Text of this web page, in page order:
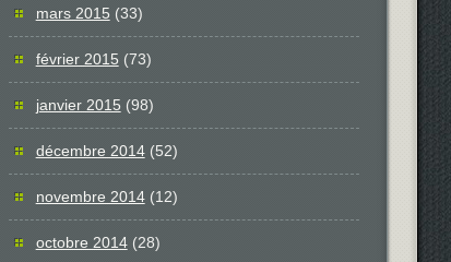
mars 2015(33)
février 2015(73)
janvier 2015(98)
décembre 2014(52)
novembre 2014(12)
octobre 2014(28)